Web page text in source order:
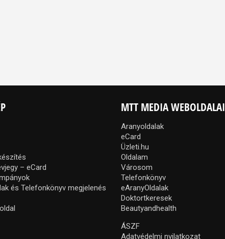
– eCard
és Telefonkönyv megjelenés
MTT MEDIA WEBOLDALAI
Aranyoldalak
eCard
Üzleti.hu
Oldalam
Városom
Telefonkönyv
eAranyOldalak
Doktortkeresek
Beautyandhealth
ÁSZF
Adatvédelmi nyilatkozat